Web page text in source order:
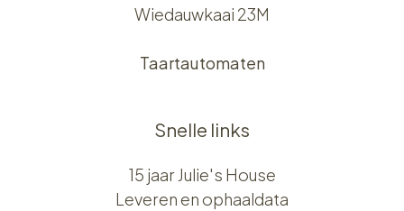
Wiedauwkaai 23M
Taartautomaten
Snelle links
15 jaar Julie's House
Leveren en ophaaldata